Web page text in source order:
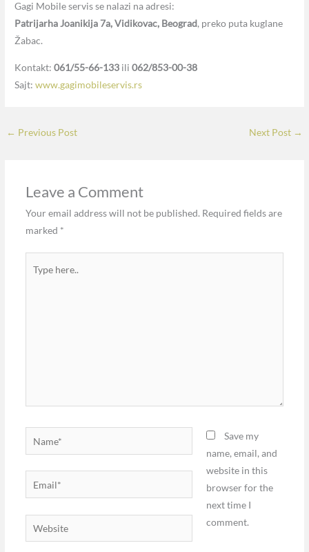
Gagi Mobile servis se nalazi na adresi:
Patrijarha Joanikija 7a, Vidikovac, Beograd, preko puta kuglane
Žabac.
Kontakt:061/55-66-133 ili062/853-00-38
Sajt:www.gagimobileservis.rs
← Previous Post Next Post →
Leave a Comment
Your email address will not be published. Required fields are
marked *
here..
Email*
Website
Save my
name, email, and
website in this
browser for the
next time I
comment.